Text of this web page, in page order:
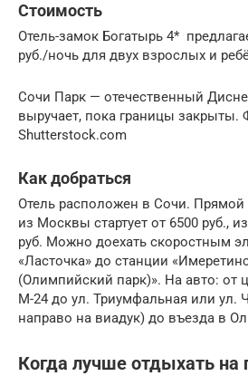
Стоимость
Отель-замок Богатырь 4*
руб./ночь для двух взрослых и
Сочи Парк — отечественный
выручает, пока границы закрыты.
Shutterstock.com
Как добраться
Отель расположен в Сочи. Прямой
из Москвы стартует от 6500 руб.,
руб. Можно доехать скоростным
«Ласточка» до станции
(Олимпийский парк)». На авто: от
М-24 до ул. Триумфальная или ул.
направо на виадук) до въезда в
Когда лучше отдыхать на